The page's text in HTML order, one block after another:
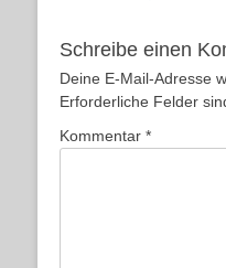
Schreibe einen
Deine E-Mail-Adresse
Erforderliche Felder
Kommentar *